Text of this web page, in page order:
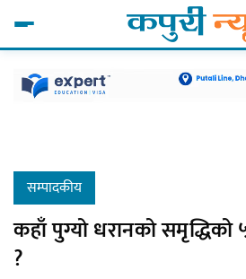
सम्पादकीय
कहाँ पुग्यो धरानको समृद्धिको
?